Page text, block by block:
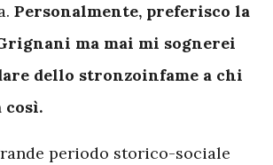
Personalmente, preferisco la
ma mai mi sognerei
dello stronzoinfame a chi
così.
periodo storico-sociale